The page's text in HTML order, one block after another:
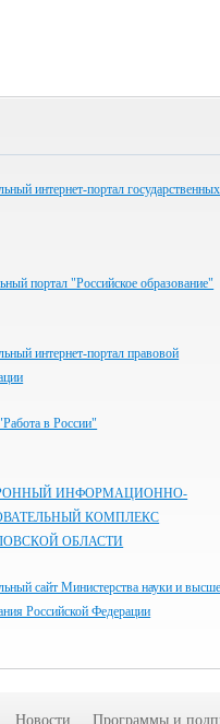
интернет-портал государственных
портал "Российское образование"
интернет-портал правовой
в России"
ИНФОРМАЦИОННО-
КОМПЛЕКС
ОБЛАСТИ
сайт Министерства науки и
Российской Федерации
Новости Программы и